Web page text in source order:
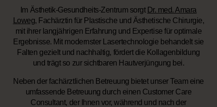
Im Ästhetik-Gesundheits-Zentrum sorgt Dr. med. Amara
Loweg, Fachärztin für Plastische und Ästhetische Chirurgie,
mit ihrer langjährigen Erfahrung und Expertise für optimale
Ergebnisse. Mit modernster Lasertechnologie behandelt sie
Falten gezielt und nachhaltig, fördert die Kollagenbildung
und trägt so zur sichtbaren Hautverjüngung bei.
Neben der fachärztlichen Betreuung bietet unser Team eine
umfassende Betreuung durch einen Customer Care
Consultant, der Ihnen vor, während und nach der